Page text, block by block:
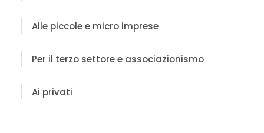
Alle piccole e micro imprese
Per il terzo settore e associazionismo
Ai privati